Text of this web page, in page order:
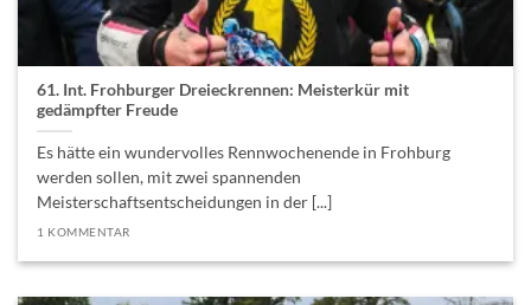
61. Int. Frohburger Dreieckrennen: Meisterkür mit
gedämpfter Freude
Es hätte ein wundervolles Rennwochenende in Frohburg
werden sollen, mit zwei spannenden
Meisterschaftsentscheidungen in der [...]
1 KOMMENTAR